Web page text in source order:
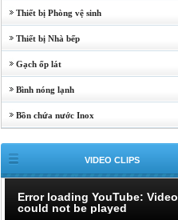
Thiết bị Phòng vệ sinh
Thiết bị Nhà bếp
Gạch ốp lát
Bình nóng lạnh
Bồn chứa nước Inox
VIDEO CLIPS
Error loading YouTube: Video
could not be played